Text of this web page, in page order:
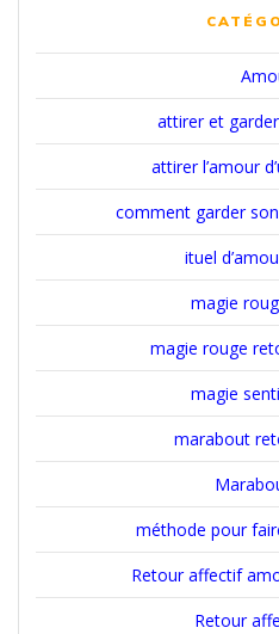
attirer et
attirer l’amour
comment garder
ituel
magie
magie rouge
magie
marabout
méthode pour
Retour affectif
Retour